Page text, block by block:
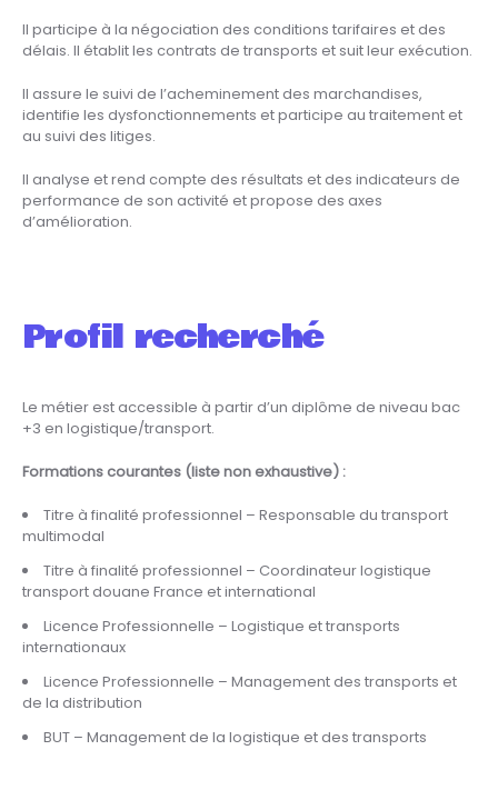
Il participe à la négociation des conditions tarifaires et des
délais. Il établit les contrats de transports et suit leur exécution.
Il assure le suivi de l’acheminement des marchandises,
identifie les dysfonctionnements et participe au traitement et
au suivi des litiges.
Il analyse et rend compte des résultats et des indicateurs de
performance de son activité et propose des axes
d’amélioration.
Profil recherché
Le métier est accessible à partir d’un diplôme de niveau bac
+3 en logistique/transport.
Formations courantes (liste non exhaustive) :
Titre à finalité professionnel – Responsable du transport
multimodal
Titre à finalité professionnel – Coordinateur logistique
transport douane France et international
Licence Professionnelle – Logistique et transports
internationaux
Licence Professionnelle – Management des transports et
de la distribution
BUT – Management de la logistique et des transports